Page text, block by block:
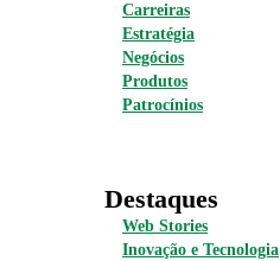
Carreiras
Estratégia
Negócios
Produtos
Patrocínios
Destaques
Web Stories
Inovação e Tecnologia